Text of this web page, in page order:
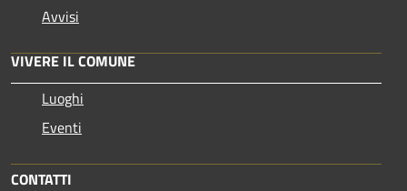
Avvisi
VIVERE IL COMUNE
Luoghi
Eventi
CONTATTI